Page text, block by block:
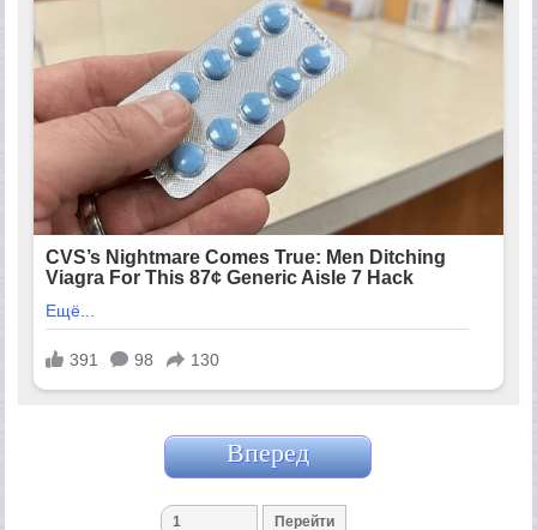
Вперед